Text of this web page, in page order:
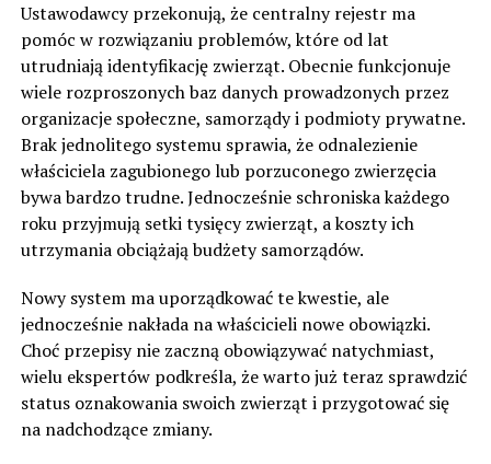
Ustawodawcy przekonują, że centralny rejestr ma
pomóc w rozwiązaniu problemów, które od lat
utrudniają identyfikację zwierząt. Obecnie funkcjonuje
wiele rozproszonych baz danych prowadzonych przez
organizacje społeczne, samorządy i podmioty prywatne.
Brak jednolitego systemu sprawia, że odnalezienie
właściciela zagubionego lub porzuconego zwierzęcia
bywa bardzo trudne. Jednocześnie schroniska każdego
roku przyjmują setki tysięcy zwierząt, a koszty ich
utrzymania obciążają budżety samorządów.
Nowy system ma uporządkować te kwestie, ale
jednocześnie nakłada na właścicieli nowe obowiązki.
Choć przepisy nie zaczną obowiązywać natychmiast,
wielu ekspertów podkreśla, że warto już teraz sprawdzić
status oznakowania swoich zwierząt i przygotować się
na nadchodzące zmiany.